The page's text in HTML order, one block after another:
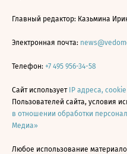
Главный редактор: Казьмина
Электронная почта:
Телефон: +7 495 956-34-58
Сайт использует IP адреса,
Пользователей сайта, условия
в отношении обработки
Медиа»
Любое использование